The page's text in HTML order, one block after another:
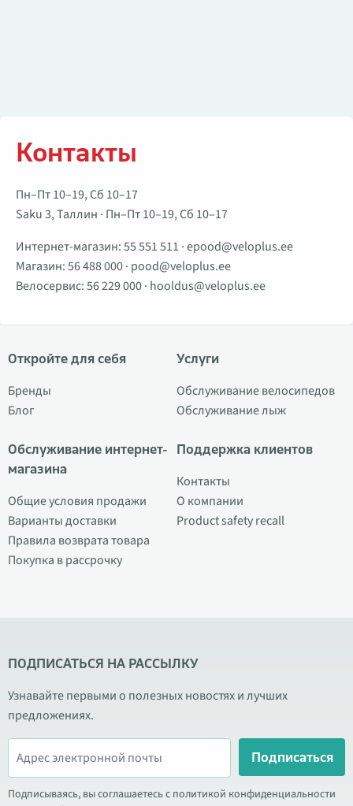
Контакты
Пн–Пт 10–19, Сб 10–17
Saku 3, Таллин · Пн–Пт 10–19, Сб 10–17
Интернет-магазин:55 551 511 ·epood@veloplus.ee
Магазин:56 488 000· pood@veloplus.ee
Велосервис:56 229 000· hooldus@veloplus.ee
Откройте для себя
Бренды
Блог
Обслуживание интернет-
магазина
Общие условия продажи
Варианты доставки
Правила возврата товара
Покупка в рассрочку
Услуги
Обслуживание велосипедов
Обслуживание лыж
Поддержка клиентов
Контакты
О компании
Product safety recall
ПОДПИСАТЬСЯ НА РАССЫЛКУ
Узнавайте первыми о полезных новостях и лучших
предложениях.
Подписаться
Подписываясь, вы соглашаетесь с политикой конфиденциальности